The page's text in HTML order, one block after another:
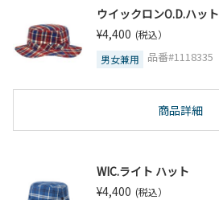
ウイックロンO.D.ハット
¥4,400 (税込）
男女兼用
品番#1118335
商品詳細
WIC.ライト ハット
¥4,400 (税込）